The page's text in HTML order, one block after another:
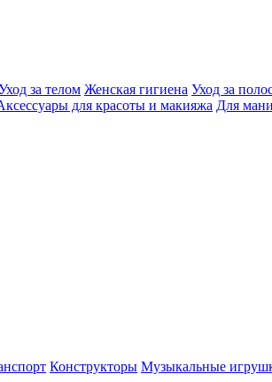
за телом Женская гигиена Уход за
для красоты и макияжа Для
Конструкторы Музыкальные